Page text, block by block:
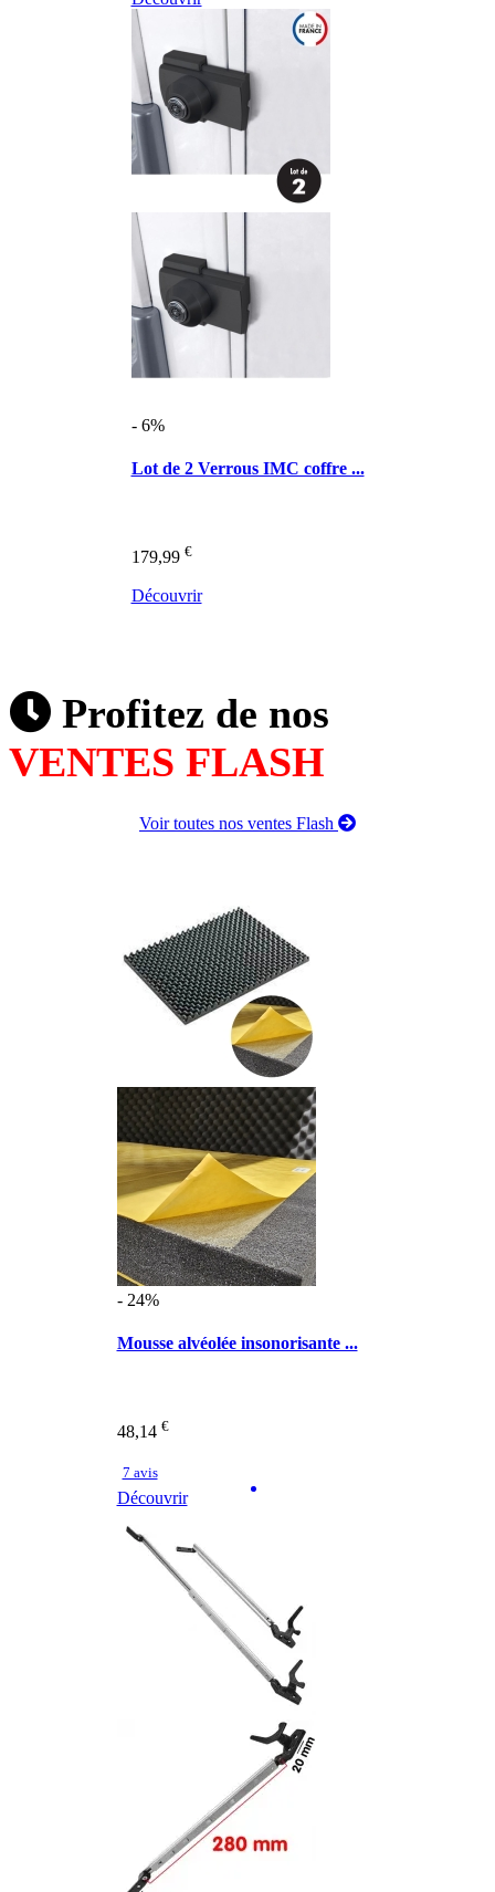
- 6%
Lot de 2 Verrous IMC coffre ...
179,99 €
Découvrir
Profitez de nos
VENTES FLASH
Voir toutes nos ventes Flash
- 24%
Mousse alvéolée insonorisante ...
48,14 €
7 avis
Découvrir